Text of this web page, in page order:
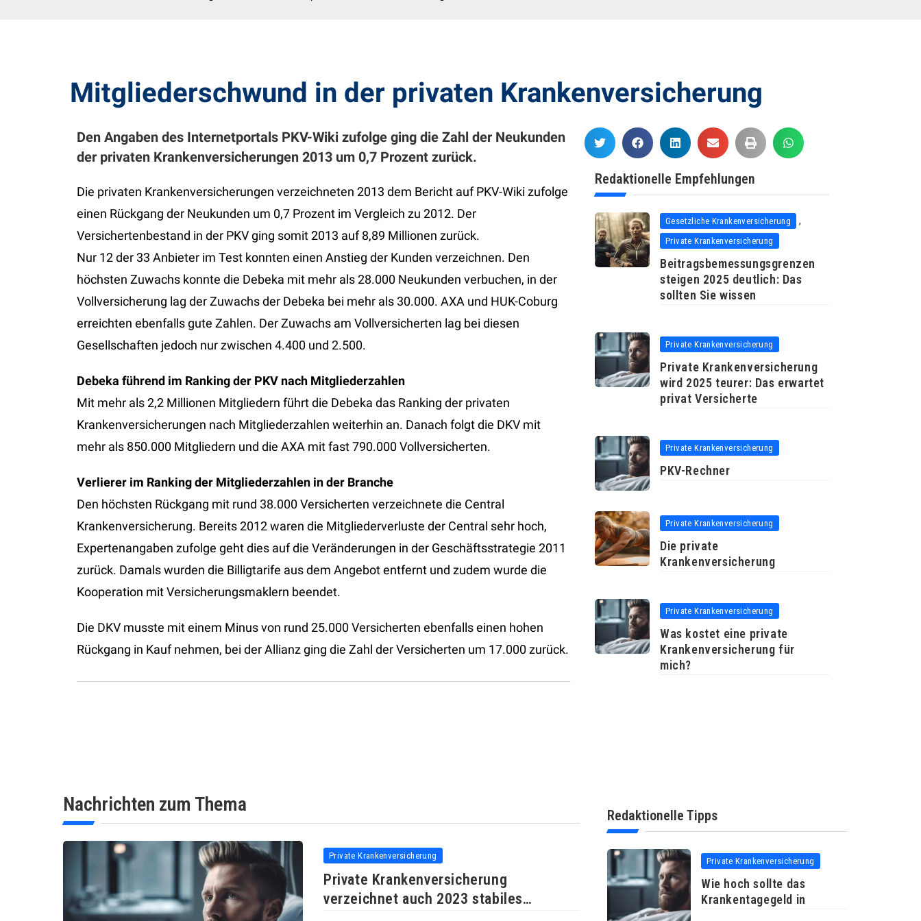
Mitgliederschwund in der privaten Krankenversicherung
Den Angaben des Internetportals PKV-Wiki zufolge ging die Zahl der Neukunden
der privaten Krankenversicherungen 2013 um 0,7 Prozent zurück.
Die privaten Krankenversicherungen verzeichneten 2013 dem Bericht auf PKV-Wiki zufolge
einen Rückgang der Neukunden um 0,7 Prozent im Vergleich zu 2012. Der
Versichertenbestand in der PKV ging somit 2013 auf 8,89 Millionen zurück.
Nur 12 der 33 Anbieter im Test konnten einen Anstieg der Kunden verzeichnen. Den
höchsten Zuwachs konnte die Debeka mit mehr als 28.000 Neukunden verbuchen, in der
Vollversicherung lag der Zuwachs der Debeka bei mehr als 30.000. AXA und HUK-Coburg
erreichten ebenfalls gute Zahlen. Der Zuwachs am Vollversicherten lag bei diesen
Gesellschaften jedoch nur zwischen 4.400 und 2.500.
Debeka führend im Ranking der PKV nach Mitgliederzahlen
Mit mehr als 2,2 Millionen Mitgliedern führt die Debeka das Ranking der privaten
Krankenversicherungen nach Mitgliederzahlen weiterhin an. Danach folgt die DKV mit
mehr als 850.000 Mitgliedern und die AXA mit fast 790.000 Vollversicherten.
Verlierer im Ranking der Mitgliederzahlen in der Branche
Den höchsten Rückgang mit rund 38.000 Versicherten verzeichnete die Central
Krankenversicherung. Bereits 2012 waren die Mitgliederverluste der Central sehr hoch,
Expertenangaben zufolge geht dies auf die Veränderungen in der Geschäftsstrategie 2011
zurück. Damals wurden die Billigtarife aus dem Angebot entfernt und zudem wurde die
Kooperation mit Versicherungsmaklern beendet.
Die DKV musste mit einem Minus von rund 25.000 Versicherten ebenfalls einen hohen
Rückgang in Kauf nehmen, bei der Allianz ging die Zahl der Versicherten um 17.000 zurück.
Redaktionelle Empfehlungen
Gesetzliche Krankenversicherung ,
Private Krankenversicherung
Beitragsbemessungsgrenzen
steigen 2025 deutlich: Das
sollten Sie wissen
Private Krankenversicherung
Private Krankenversicherung
wird 2025 teurer: Das erwartet
privat Versicherte
Private Krankenversicherung
PKV-Rechner
Private Krankenversicherung
Die private
Krankenversicherung
Private Krankenversicherung
Was kostet eine private
Krankenversicherung für
mich?
Nachrichten zum Thema
Private Krankenversicherung
Private Krankenversicherung
verzeichnet auch 2023 stabiles
Redaktionelle Tipps
Private Krankenversicherung
Wie hoch sollte das
Krankentagegeld in